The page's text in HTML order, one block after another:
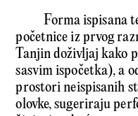
Forma ispisana
početnice iz prvog
Tanjin doživljaj kako
sasvim ispočetka), a
prostori neispisanih
olovke, sugeriraju